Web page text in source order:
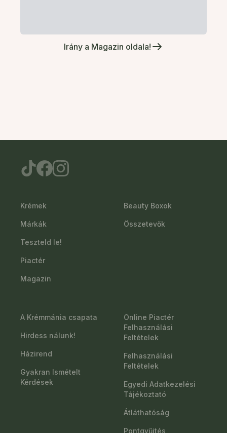
Irány a Magazin oldala!
Krémek
Márkák
Teszteld le!
Piactér
Magazin
Beauty Boxok
Összetevők
A Krémmánia csapata
Hirdess nálunk!
Házirend
Gyakran Ismételt
Kérdések
Online Piactér
Felhasználási
Feltételek
Felhasználási
Feltételek
Egyedi Adatkezelési
Tájékoztató
Átláthatóság
Pontgyűjtés